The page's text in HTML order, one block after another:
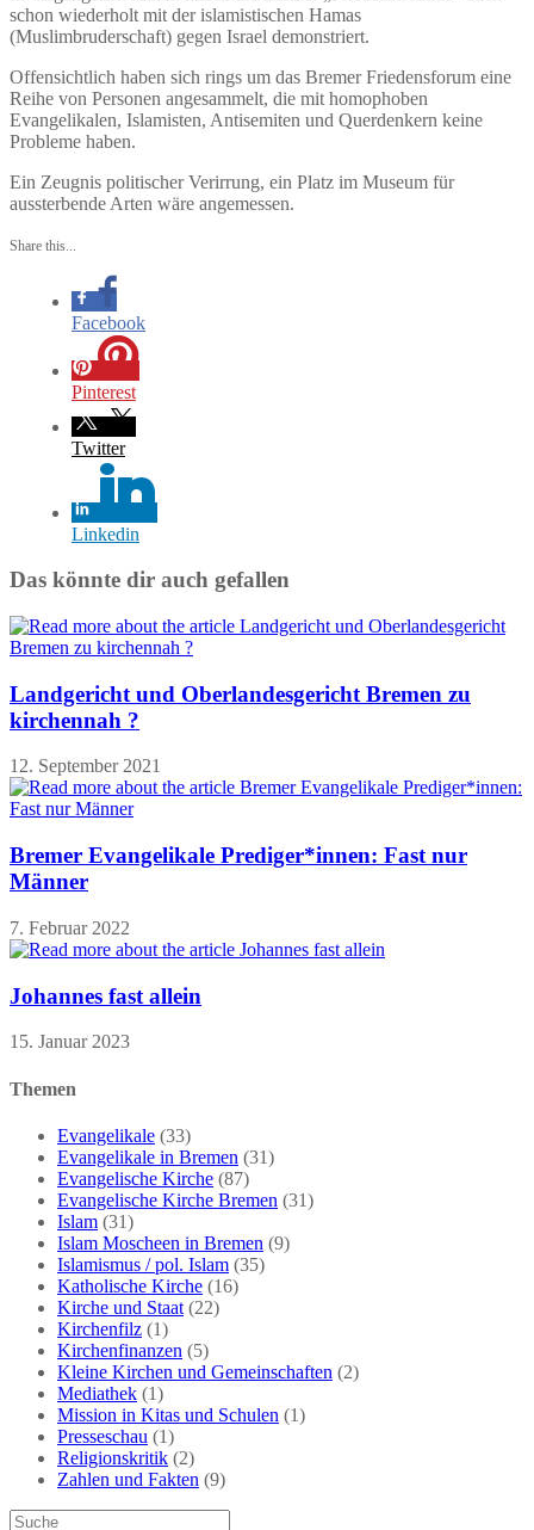
schon wiederholt mit der islamistischen Hamas
(Muslimbruderschaft) gegen Israel demonstriert.
Offensichtlich haben sich rings um das Bremer Friedensforum eine
Reihe von Personen angesammelt, die mit homophoben
Evangelikalen, Islamisten, Antisemiten und Querdenkern keine
Probleme haben.
Ein Zeugnis politischer Verirrung, ein Platz im Museum für
aussterbende Arten wäre angemessen.
Share this...
Facebook
Pinterest
Twitter
Linkedin
Das könnte dir auch gefallen
Landgericht und Oberlandesgericht Bremen zu
kirchennah ?
12. September 2021
Bremer Evangelikale Prediger*innen: Fast nur
Männer
7. Februar 2022
Johannes fast allein
15. Januar 2023
Themen
Evangelikale (33)
Evangelikale in Bremen (31)
Evangelische Kirche (87)
Evangelische Kirche Bremen (31)
Islam (31)
Islam Moscheen in Bremen (9)
Islamismus / pol. Islam (35)
Katholische Kirche (16)
Kirche und Staat (22)
Kirchenfilz (1)
Kirchenfinanzen (5)
Kleine Kirchen und Gemeinschaften (2)
Mediathek (1)
Mission in Kitas und Schulen (1)
Presseschau (1)
Religionskritik (2)
Zahlen und Fakten (9)